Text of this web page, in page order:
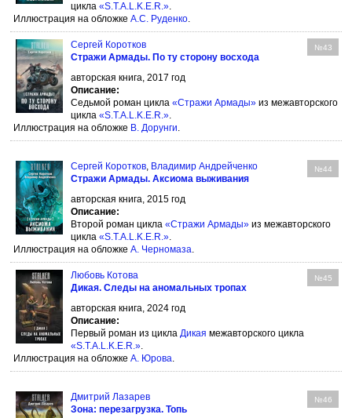
цикла «S.T.A.L.K.E.R.».
Иллюстрация на обложке А.С. Руденко.
Сергей Коротков №43
Стражи Армады. По ту сторону восхода
авторская книга, 2017 год
Описание:
Седьмой роман цикла «Стражи Армады» из межавторского
цикла «S.T.A.L.K.E.R.».
Иллюстрация на обложке В. Дорунги.
Сергей Коротков, Владимир Андрейченко №44
Стражи Армады. Аксиома выживания
авторская книга, 2015 год
Описание:
Второй роман цикла «Стражи Армады» из межавторского
цикла «S.T.A.L.K.E.R.».
Иллюстрация на обложке А. Черномаза.
Любовь Котова №45
Дикая. Следы на аномальных тропах
авторская книга, 2024 год
Описание:
Первый роман из цикла Дикая межавторского цикла
«S.T.A.L.K.E.R.».
Иллюстрация на обложке А. Юрова.
Дмитрий Лазарев №46
Зона: перезагрузка. Топь